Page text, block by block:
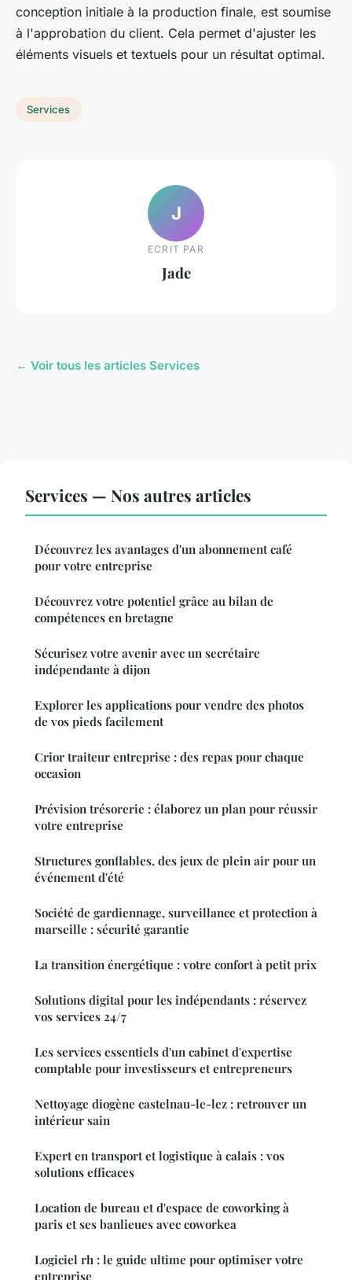
conception initiale à la production finale, est soumise
à l'approbation du client. Cela permet d'ajuster les
éléments visuels et textuels pour un résultat optimal.
Services
J
ECRIT PAR
Jade
← Voir tous les articles Services
Services — Nos autres articles
Découvrez les avantages d'un abonnement café
pour votre entreprise
Découvrez votre potentiel grâce au bilan de
compétences en bretagne
Sécurisez votre avenir avec un secrétaire
indépendante à dijon
Explorer les applications pour vendre des photos
de vos pieds facilement
Crior traiteur entreprise : des repas pour chaque
occasion
Prévision trésorerie : élaborez un plan pour réussir
votre entreprise
Structures gonflables, des jeux de plein air pour un
événement d'été
Société de gardiennage, surveillance et protection à
marseille : sécurité garantie
La transition énergétique : votre confort à petit prix
Solutions digital pour les indépendants : réservez
vos services 24/7
Les services essentiels d'un cabinet d'expertise
comptable pour investisseurs et entrepreneurs
Nettoyage diogène castelnau-le-lez : retrouver un
intérieur sain
Expert en transport et logistique à calais : vos
solutions efficaces
Location de bureau et d'espace de coworking à
paris et ses banlieues avec coworkea
Logiciel rh : le guide ultime pour optimiser votre
entreprise